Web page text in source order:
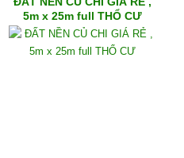
5m x 25m full THỔ CƯ